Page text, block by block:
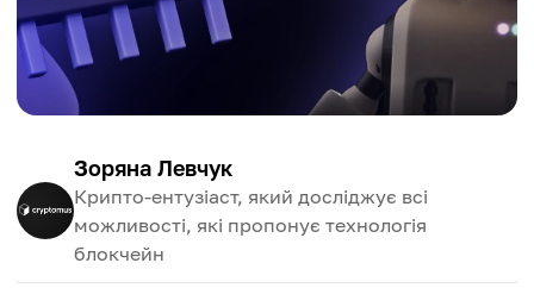
Зоряна Левчук
Крипто-ентузіаст, який досліджує всі
можливості, які пропонує технологія
блокчейн